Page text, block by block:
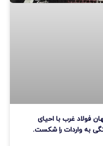
فولاد غرب با احیای
به واردات را شکست.